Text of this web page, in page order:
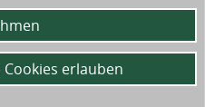
erlauben